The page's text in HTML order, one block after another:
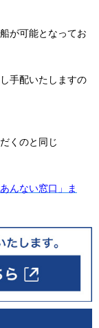
が可能となってお
手配いたしますの
くのと同じ
んない窓口」ま